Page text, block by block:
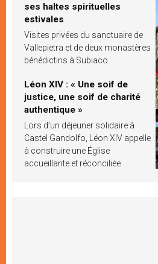
ses haltes spirituelles
estivales
Visites privées du sanctuaire de
Vallepietra et de deux monastères
bénédictins à Subiaco
Léon XIV : « Une soif de
justice, une soif de charité
authentique »
Lors d’un déjeuner solidaire à
Castel Gandolfo, Léon XIV appelle
à construire une Église
accueillante et réconciliée